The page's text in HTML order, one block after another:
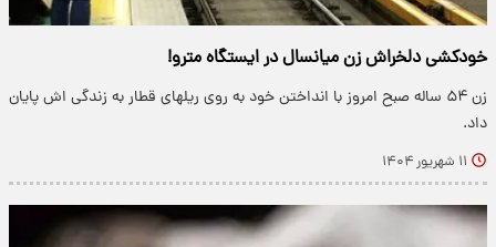
خودکشی دلخراش زن میانسال در ایستگاه مترو!
زن ۵۴ ساله صبح امروز با انداختن خود به روی ریلهای قطار به زندگی اش پایان
داد.
۱۱ شهریور ۱۴۰۴